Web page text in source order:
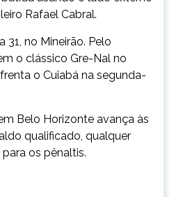
Rafael Cabral.
31, no Mineirão. Pelo
o clássico Gre-Nal no
o Cuiabá na segunda-
Belo Horizonte avança às
qualificado, qualquer
os pênaltis.